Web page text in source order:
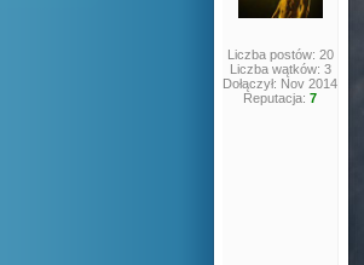
Liczba postów: 20
Liczba wątków: 3
Dołączył: Nov 2014
Reputacja: 7